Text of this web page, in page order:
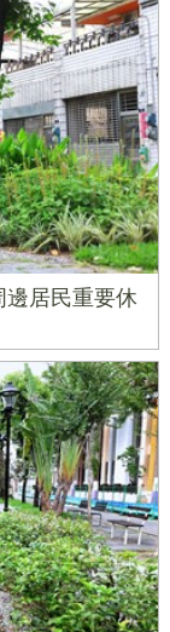
邊居民重要休